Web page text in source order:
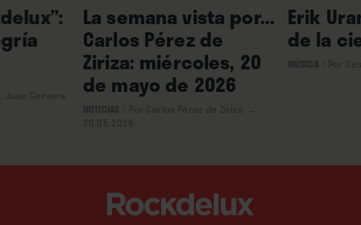
La semana vista por...
Carlos Pérez de
Ziriza: miércoles, 20
de mayo de 2026
Erik
de la